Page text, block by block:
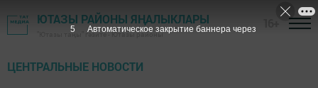
ЮТАЗЫ РАЙОНЫ ЯҢАЛЫКЛАРЫ
"Ютазы таңы" гәзите - Ютазы районы
ЦЕНТРАЛЬНЫЕ НОВОСТИ
4 Автоматическое закрытие баннера через